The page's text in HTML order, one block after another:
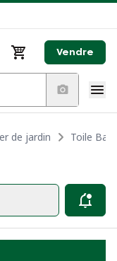
Vendre
de jardin
Toile